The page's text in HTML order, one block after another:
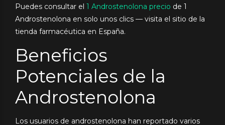
Puedes consultar el 1 Androstenolona precio de 1
Androstenolona en solo unos clics — visita el sitio de la
tienda farmacéutica en España.
Beneficios
Potenciales de la
Androstenolona
Los usuarios de androstenolona han reportado varios